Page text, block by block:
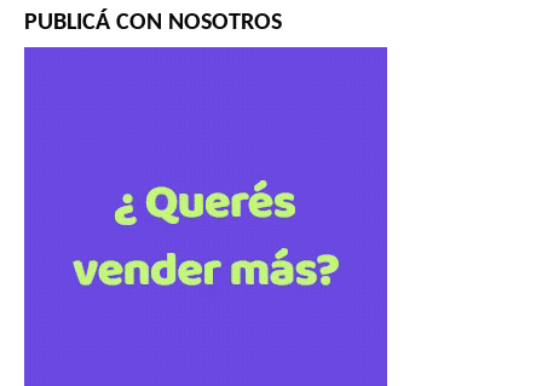
PUBLICÁ CON NOSOTROS